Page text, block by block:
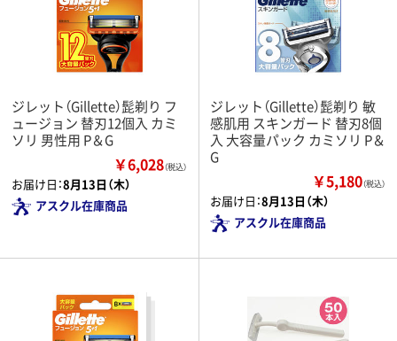
ジレット（Gillette）髭剃り フ
ュージョン 替刃12個入 カミ
ソリ 男性用 P＆G
￥6,028（税込）
お届け日：8月13日（木）
アスクル在庫商品
ジレット（Gillette）髭剃り 敏
感肌用 スキンガード 替刃8個
入 大容量パック カミソリ P＆
G
￥5,180（税込）
お届け日：8月13日（木）
アスクル在庫商品